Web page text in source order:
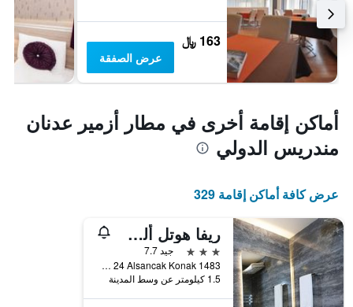
163 ﷼
عرض الصفقة
أماكن إقامة أخرى في مطار أزمير عدنان
مندريس الدولي
عرض كافة أماكن إقامة 329
ريفا هوتل ألسانكاك
3 نجوم
جيد 7.7
1483 Sokak no 24 Alsancak Konak, ازمير, تركيا
1.5 كيلومتر عن وسط المدينة